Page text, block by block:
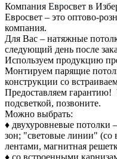
Компания Евросвет в
Евросвет – это оптово-
компания.
Для Вас – натяжные
следующий день после
Используем продукцию
Монтируем парящие
конструкции со
Предоставляем гарантию!
подсветкой, позвоните.
Можно выбрать:
♦ двухуровневые потолки
зон; "световые линии"
лентами, магнитная
♦ со встроенными